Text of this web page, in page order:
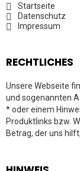
Startseite
Datenschutz
Impressum
RECHTLICHES
Unsere Webseite
und sogenannten
* oder einem
Produktlinks bzw.
Betrag, der uns